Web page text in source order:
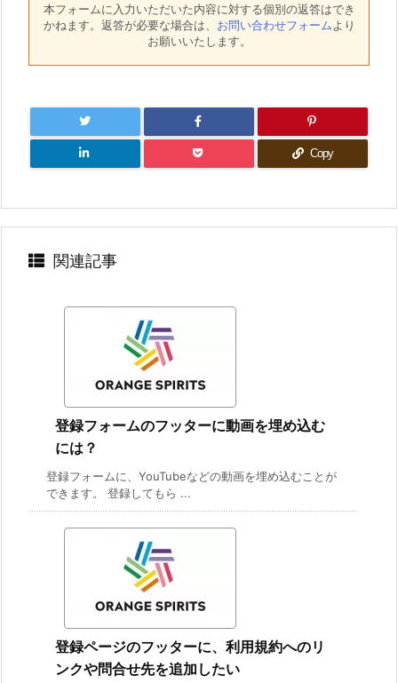
本フォームに入力いただいた内容に対する個別の返答はでき
かねます。 返答が必要な場合は、 お問い合わせフォームより
お願いいたします。
Copy
関連記事
登録フォームのフッターに動画を埋め込む
には？
登録フォームに、YouTubeなどの動画を埋め込むことが
できます。 登録してもら ...
登録ページのフッターに、利用規約へのリ
ンクや問合せ先を追加したい